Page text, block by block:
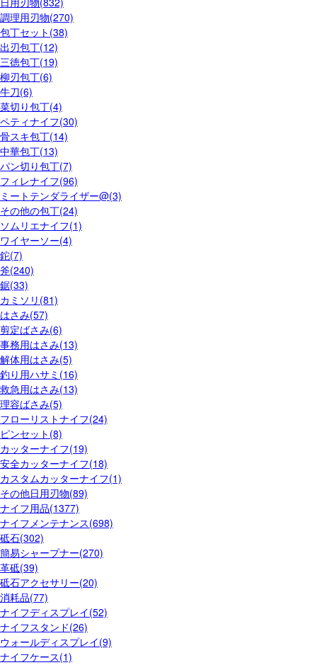
調理用刃物(270)
包丁セット(38)
出刃包丁(12)
三徳包丁(19)
柳刃包丁(6)
牛刀(6)
菜切り包丁(4)
ペティナイフ(30)
骨スキ包丁(14)
中華包丁(13)
パン切り包丁(7)
フィレナイフ(96)
ミートテンダライザー@(3)
その他の包丁(24)
ソムリエナイフ(1)
ワイヤーソー(4)
鉈(7)
斧(240)
鋸(33)
カミソリ(81)
はさみ(57)
剪定ばさみ(6)
事務用はさみ(13)
解体用はさみ(5)
釣り用ハサミ(16)
救急用はさみ(13)
理容ばさみ(5)
フローリストナイフ(24)
ピンセット(8)
カッターナイフ(19)
安全カッターナイフ(18)
カスタムカッターナイフ(1)
その他日用刃物(89)
ナイフ用品(1377)
ナイフメンテナンス(698)
砥石(302)
簡易シャープナー(270)
革砥(39)
砥石アクセサリー(20)
消耗品(77)
ナイフディスプレイ(52)
ナイフスタンド(26)
ウォールディスプレイ(9)
ナイフケース(1)